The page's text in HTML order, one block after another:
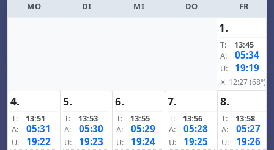
MO DI MI DO FR
1.
T:
13:45
A:
05:34
U: 19:19
☀ 12:27 (68°)
4.
T:
13:51
A:
05:31
U: 19:22
5.
T:
13:53
A:
05:30
U: 19:23
6.
T:
13:55
A:
05:29
U: 19:24
7.
T:
13:56
A:
05:28
U: 19:25
8.
T:
13:58
A:
05:27
U: 19:26